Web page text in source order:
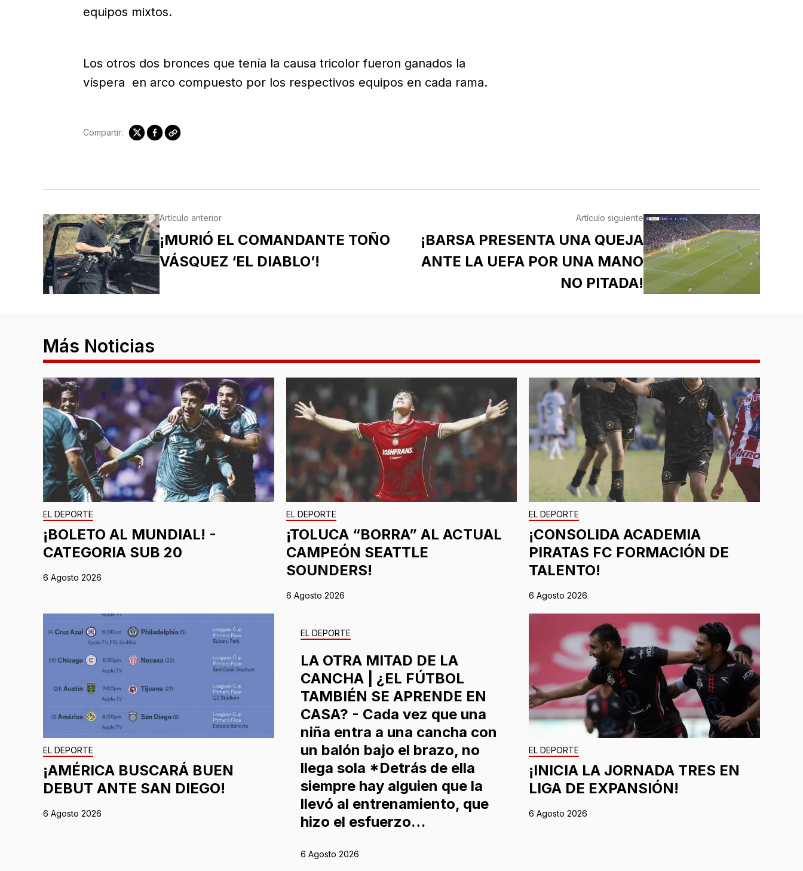
equipos mixtos.
Los otros dos bronces que tenía la causa tricolor fueron ganados la
víspera en arco compuesto por los respectivos equipos en cada rama.
Compartir:
Artículo anterior
¡MURIÓ EL COMANDANTE TOÑO
VÁSQUEZ ‘EL DIABLO’!
Artículo siguiente
¡BARSA PRESENTA UNA QUEJA
ANTE LA UEFA POR UNA MANO
NO PITADA!
Más Noticias
EL DEPORTE
¡BOLETO AL MUNDIAL! -
CATEGORIA SUB 20
6 Agosto 2026
EL DEPORTE
¡TOLUCA “BORRA” AL ACTUAL
CAMPEÓN SEATTLE
SOUNDERS!
6 Agosto 2026
EL DEPORTE
¡CONSOLIDA ACADEMIA
PIRATAS FC FORMACIÓN DE
TALENTO!
6 Agosto 2026
EL DEPORTE
¡AMÉRICA BUSCARÁ BUEN
DEBUT ANTE SAN DIEGO!
6 Agosto 2026
EL DEPORTE
LA OTRA MITAD DE LA
CANCHA | ¿EL FÚTBOL
TAMBIÉN SE APRENDE EN
CASA? - Cada vez que una
niña entra a una cancha con
un balón bajo el brazo, no
llega sola *Detrás de ella
siempre hay alguien que la
llevó al entrenamiento, que
hizo el esfuerzo…
6 Agosto 2026
EL DEPORTE
¡INICIA LA JORNADA TRES EN
LIGA DE EXPANSIÓN!
6 Agosto 2026